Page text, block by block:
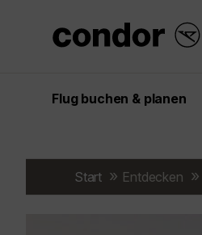
Flug buchen & planen
Start Entdecken